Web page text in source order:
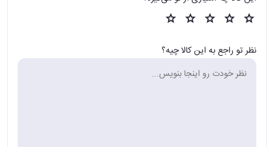
نظر تو راجع به این کالا چیه؟